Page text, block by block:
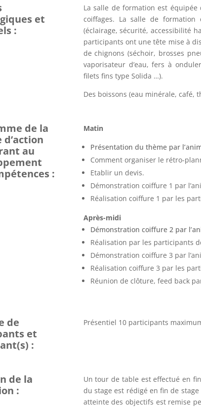
et
:
La salle de formation est
coiffages. La salle de
(éclairage, sécurité, accessibilité
participants ont une tête mise à
de chignons (séchoir, brosses
vaporisateur d’eau, fers à
filets fins type Solida …).
Des boissons (eau minérale, café,
de la
au
:
Matin
Présentation du thème par
Comment organiser le rétro-
Etablir un devis.
Démonstration coiffure 1 par
Réalisation coiffure 1 par les
Après-midi
Démonstration coiffure 2 par
Réalisation par les participants
Démonstration coiffure 3 par
Réalisation coiffure 3 par les
Réunion de clôture, feed back
de
et
:
Présentiel 10 participants
de la
:
Un tour de table est effectué en
du stage est rédigé en fin de
atteinte des objectifs est remise